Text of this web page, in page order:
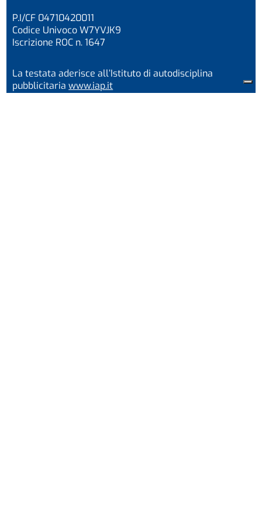
P.I/CF 04710420011
Codice Univoco W7YVJK9
Iscrizione ROC n. 1647
La testata aderisce all’Istituto di autodisciplina
pubblicitariawww.iap.it